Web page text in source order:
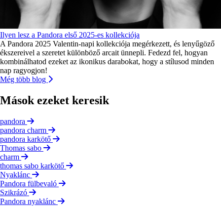
Ilyen lesz a Pandora első 2025-es kollekciója
A Pandora 2025 Valentin-napi kollekciója megérkezett, és lenyűgöző
ékszereivel a szeretet különböző arcait ünnepli. Fedezd fel, hogyan
kombinálhatod ezeket az ikonikus darabokat, hogy a stílusod minden
nap ragyogjon!
Még több blog
Mások ezeket keresik
pandora
pandora charm
pandora karkötő
Thomas sabo
charm
thomas sabo karkötő
Nyaklánc
Pandora fülbevaló
Szikrázó
Pandora nyaklánc